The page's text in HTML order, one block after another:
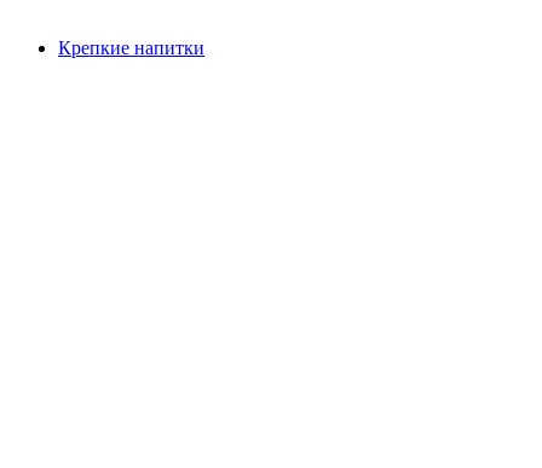
Крепкие напитки